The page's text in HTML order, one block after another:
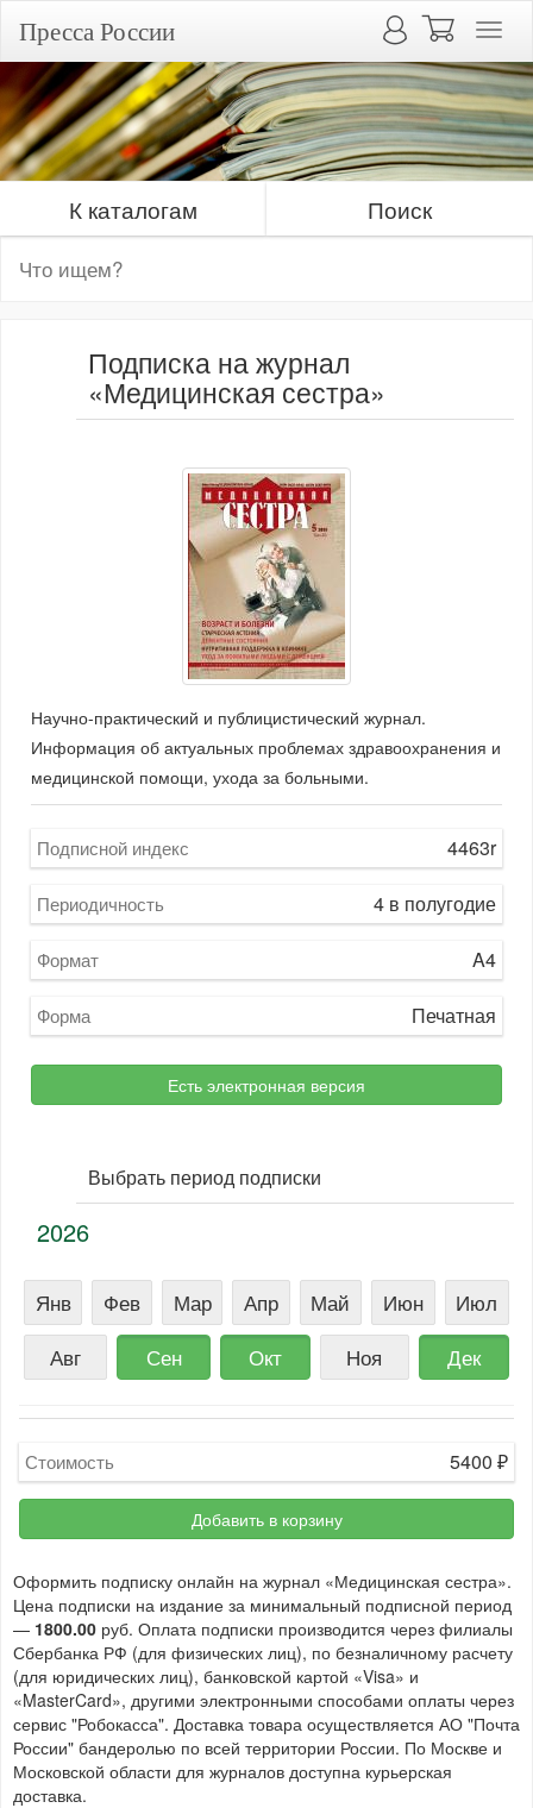
Пресса России
К каталогам Поиск
Подписка на журнал
«Медицинская сестра»
Научно-практический и публицистический журнал.
Информация об актуальных проблемах здравоохранения и
медицинской помощи, ухода за больными.
Подписной индекс 4463r
Периодичность 4 в полугодие
Формат A4
Форма Печатная
Есть электронная версия
Выбрать период подписки
2026
Янв Фев Мар Апр Май Июн
Июл
Авг
Сен Окт Ноя Дек
Стоимость 5400 ₽
Добавить в корзину
Оформить подписку онлайн на журнал «Медицинская сестра».
Цена подписки на издание за минимальный подписной период
— 1800.00 руб. Оплата подписки производится через филиалы
Сбербанка РФ (для физических лиц), по безналичному расчету
(для юридических лиц), банковской картой «Visa» и
«MasterCard», другими электронными способами оплаты через
сервис "Робокасса". Доставка товара осуществляется АО "Почта
России" бандеролью по всей территории России. По Москве и
Московской области для журналов доступна курьерская
доставка.